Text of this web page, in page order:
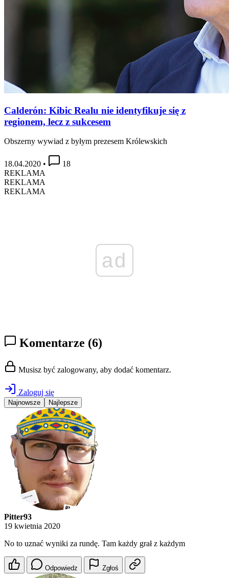
Calderón: Kibic Realu nie identyfikuje się z
regionem, lecz z sukcesem
Obszerny wywiad z byłym prezesem Królewskich
18.04.2020 •
18
REKLAMA
REKLAMA
REKLAMA
ad
Komentarze (6)
Musisz być zalogowany, aby dodać komentarz.
Zaloguj się
Najnowsze Najlepsze
Pitter93
19 kwietnia 2020
No to uznać wyniki za rundę. Tam każdy grał z każdym
Odpowiedz Zgłoś